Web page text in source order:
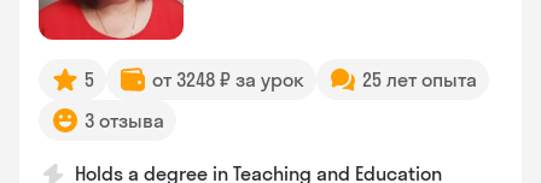
5 от 3248 ₽ за урок
25 лет опыта
3 отзыва
Holds a degree in Teaching and Education